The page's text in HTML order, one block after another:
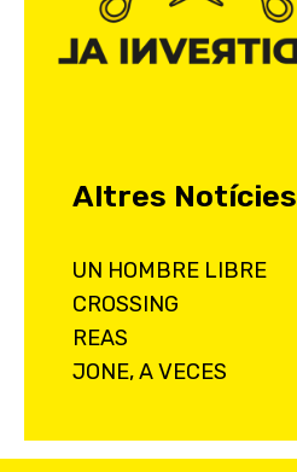
Altres Notícies
UN HOMBRE LIBRE
CROSSING
REAS
JONE, A VECES